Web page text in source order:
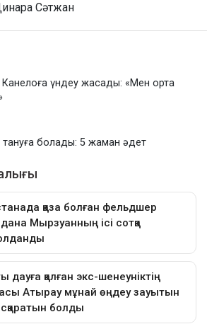
Сәтжан
Канелоға үндеу жасады: «Мен орта
тануға болады: 5 жаман әдет